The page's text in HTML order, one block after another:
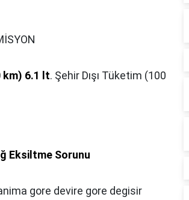
km) 6.1 lt. Şehir Dışı Tüketim (100
Eksiltme Sorunu
gore devire gore degisir